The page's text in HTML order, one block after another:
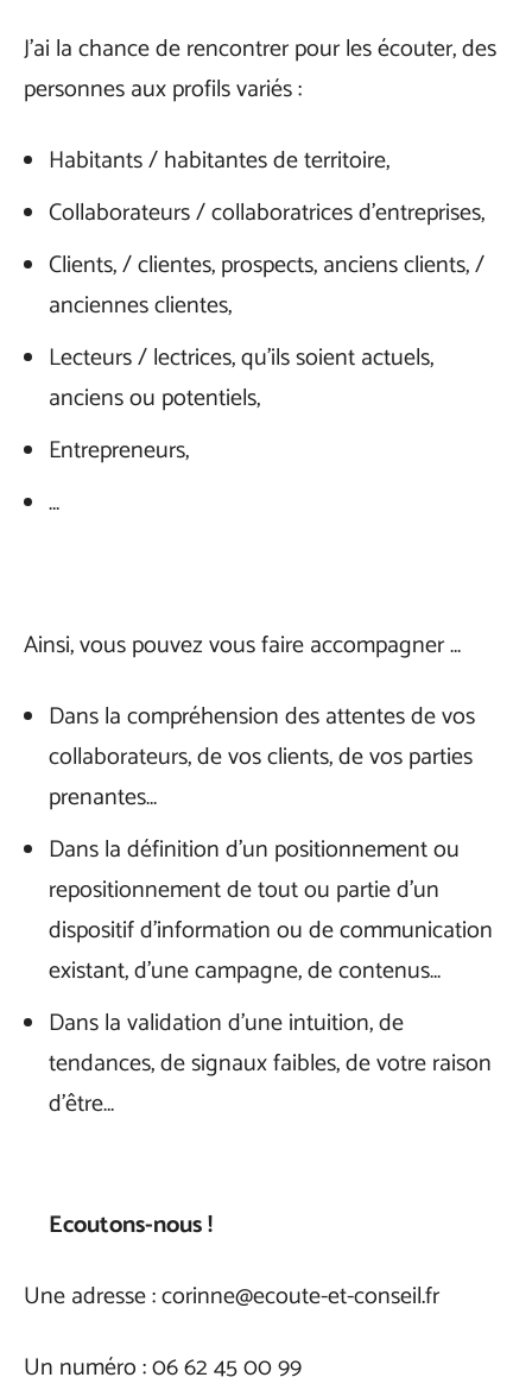
J’ai la chance de rencontrer pour les écouter, des
personnes aux profils variés :
Habitants / habitantes de territoire,
Collaborateurs / collaboratrices d’entreprises,
Clients, / clientes, prospects, anciens clients, /
anciennes clientes,
Lecteurs / lectrices, qu’ils soient actuels,
anciens ou potentiels,
Entrepreneurs,
…
Ainsi, vous pouvez vous faire accompagner …
Dans la compréhension des attentes de vos
collaborateurs, de vos clients, de vos parties
prenantes…
Dans la définition d’un positionnement ou
repositionnement de tout ou partie d’un
dispositif d’information ou de communication
existant, d’une campagne, de contenus…
Dans la validation d’une intuition, de
tendances, de signaux faibles, de votre raison
d’être…
Ecoutons-nous !
Une adresse : corinne@ecoute-et-conseil.fr
Un numéro : 06 62 45 00 99